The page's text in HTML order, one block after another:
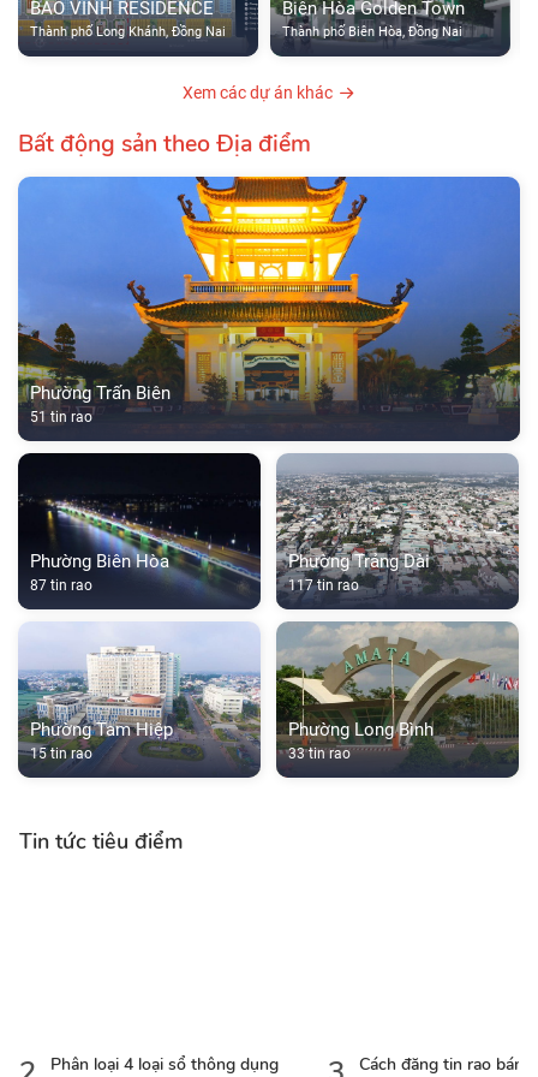
BẢO VINH RESIDENCE
Thành phố Long Khánh, Đồng Nai
Biên Hòa Golden Town
Thành phố Biên Hòa, Đồng Nai
Xem các dự án khác
Bất động sản theo Địa điểm
Phường Trấn Biên
51 tin rao
Phường Biên Hòa
87 tin rao
Phường Trảng Dài
117 tin rao
Phường Tam Hiệp
15 tin rao
Phường Long Bình
33 tin rao
Tin tức tiêu điểm
Phân loại 4 loại sổ thông dụng
Cách đăng tin rao bán